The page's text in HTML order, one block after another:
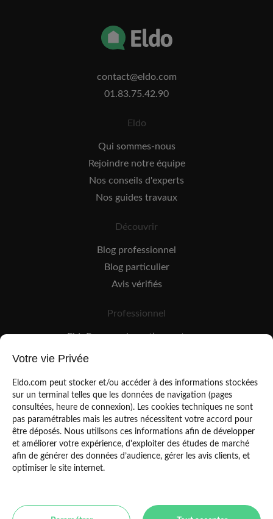
contact@eldo.com
01.83.75.42.90
Eldo
Qui sommes-nous
Rejoindre notre équipe
Nos conseils d'experts
Nos guides travaux
Découvrir
Blog professionnel
Blog particulier
Avis vérifiés
Professionnel
EldoPro pour les artisans et pros
EldoNetwork pour les réseaux, marques et industriels
Mentions légales
Votre vie Privée
Eldo.com peut stocker et/ou accéder à des informations stockées
sur un terminal telles que les données de navigation (pages
consultées, heure de connexion). Les cookies techniques ne sont
pas paramétrables mais les autres nécessitent votre accord pour
être déposés. Nous utilisons ces informations afin de développer
et améliorer votre expérience, d'exploiter des études de marché
afin de générer des données d’audience, gérer les avis clients, et
optimiser le site internet.